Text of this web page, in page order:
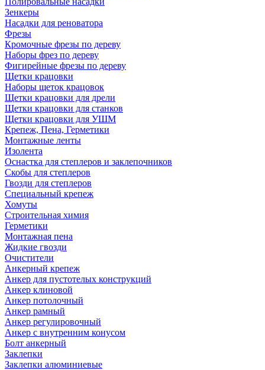
Зенкеры
Насадки для реноватора
Фрезы
Кромочные фрезы по дереву
Наборы фрез по дереву
Фигирейные фрезы по дереву
Щетки крацовки
Наборы щеток крацовок
Щетки крацовки для дрели
Щетки крацовки для станков
Щетки крацовки для УШМ
Крепеж, Пена, Герметики
Монтажные ленты
Изолента
Оснастка для степлеров и заклепочников
Скобы для степлеров
Гвозди для степлеров
Специальный крепеж
Хомуты
Строительная химия
Герметики
Монтажная пена
Жидкие гвозди
Очистители
Анкерный крепеж
Анкер для пустотелых конструкций
Анкер клиновой
Анкер потолочный
Анкер рамный
Анкер регулировочный
Анкер с внутренним конусом
Болт анкерный
Заклепки
Заклепки алюминиевые